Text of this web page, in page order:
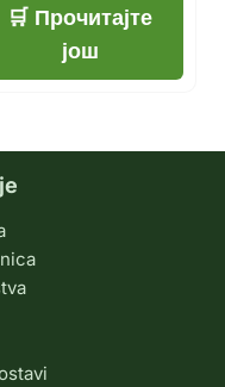
Прочитајте
још